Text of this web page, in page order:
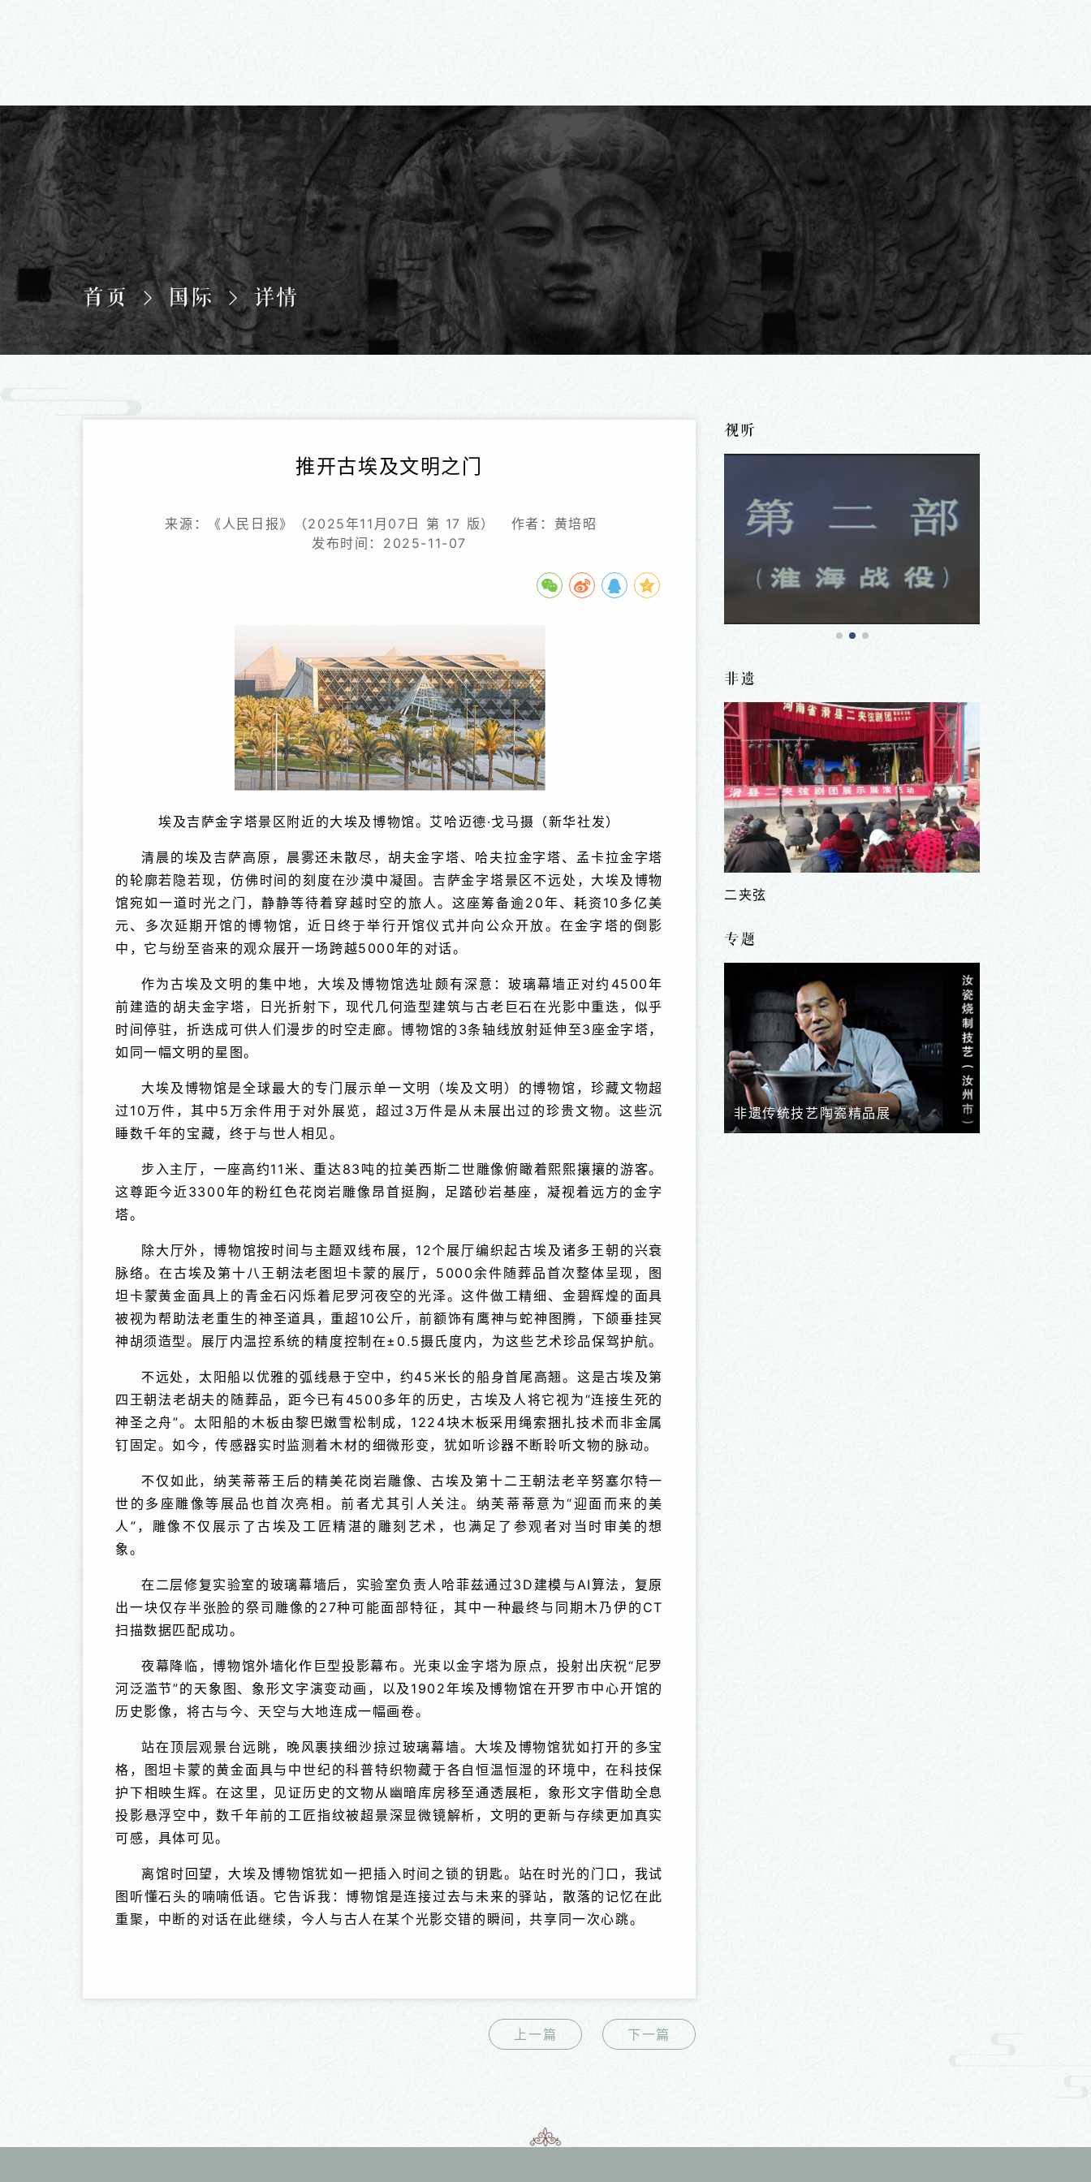
首页 国际 详情
推开古埃及文明之门
来源：《人民日报》（2025年11月07日 第 17 版）
作者：黄培昭
发布时间：2025-11-07
埃及吉萨金字塔景区附近的大埃及博物馆。艾哈迈德·戈马摄（新华社发）
清晨的埃及吉萨高原，晨雾还未散尽，胡夫金字塔、哈夫拉金字塔、孟卡拉金字塔
的轮廓若隐若现，仿佛时间的刻度在沙漠中凝固。吉萨金字塔景区不远处，大埃及博物
馆宛如一道时光之门，静静等待着穿越时空的旅人。这座筹备逾20年、耗资10多亿美
元、多次延期开馆的博物馆，近日终于举行开馆仪式并向公众开放。在金字塔的倒影
中，它与纷至沓来的观众展开一场跨越5000年的对话。
作为古埃及文明的集中地，大埃及博物馆选址颇有深意：玻璃幕墙正对约4500年
前建造的胡夫金字塔，日光折射下，现代几何造型建筑与古老巨石在光影中重迭，似乎
时间停驻，折迭成可供人们漫步的时空走廊。博物馆的3条轴线放射延伸至3座金字塔，
如同一幅文明的星图。
大埃及博物馆是全球最大的专门展示单一文明（埃及文明）的博物馆，珍藏文物超
过10万件，其中5万余件用于对外展览，超过3万件是从未展出过的珍贵文物。这些沉
睡数千年的宝藏，终于与世人相见。
步入主厅，一座高约11米、重达83吨的拉美西斯二世雕像俯瞰着熙熙攘攘的游客。
这尊距今近3300年的粉红色花岗岩雕像昂首挺胸，足踏砂岩基座，凝视着远方的金字
塔。
除大厅外，博物馆按时间与主题双线布展，12个展厅编织起古埃及诸多王朝的兴衰
脉络。在古埃及第十八王朝法老图坦卡蒙的展厅，5000余件随葬品首次整体呈现，图
坦卡蒙黄金面具上的青金石闪烁着尼罗河夜空的光泽。这件做工精细、金碧辉煌的面具
被视为帮助法老重生的神圣道具，重超10公斤，前额饰有鹰神与蛇神图腾，下颌垂挂冥
神胡须造型。展厅内温控系统的精度控制在±0.5摄氏度内，为这些艺术珍品保驾护航。
不远处，太阳船以优雅的弧线悬于空中，约45米长的船身首尾高翘。这是古埃及第
四王朝法老胡夫的随葬品，距今已有4500多年的历史，古埃及人将它视为“连接生死的
神圣之舟”。太阳船的木板由黎巴嫩雪松制成，1224块木板采用绳索捆扎技术而非金属
钉固定。如今，传感器实时监测着木材的细微形变，犹如听诊器不断聆听文物的脉动。
不仅如此，纳芙蒂蒂王后的精美花岗岩雕像、古埃及第十二王朝法老辛努塞尔特一
世的多座雕像等展品也首次亮相。前者尤其引人关注。纳芙蒂蒂意为“迎面而来的美
人”，雕像不仅展示了古埃及工匠精湛的雕刻艺术，也满足了参观者对当时审美的想
象。
在二层修复实验室的玻璃幕墙后，实验室负责人哈菲兹通过3D建模与AI算法，复原
出一块仅存半张脸的祭司雕像的27种可能面部特征，其中一种最终与同期木乃伊的CT
扫描数据匹配成功。
夜幕降临，博物馆外墙化作巨型投影幕布。光束以金字塔为原点，投射出庆祝“尼罗
河泛滥节”的天象图、象形文字演变动画，以及1902年埃及博物馆在开罗市中心开馆的
历史影像，将古与今、天空与大地连成一幅画卷。
站在顶层观景台远眺，晚风裹挟细沙掠过玻璃幕墙。大埃及博物馆犹如打开的多宝
格，图坦卡蒙的黄金面具与中世纪的科普特织物藏于各自恒温恒湿的环境中，在科技保
护下相映生辉。在这里，见证历史的文物从幽暗库房移至通透展柜，象形文字借助全息
投影悬浮空中，数千年前的工匠指纹被超景深显微镜解析，文明的更新与存续更加真实
可感，具体可见。
离馆时回望，大埃及博物馆犹如一把插入时间之锁的钥匙。站在时光的门口，我试
图听懂石头的喃喃低语。它告诉我：博物馆是连接过去与未来的驿站，散落的记忆在此
重聚，中断的对话在此继续，今人与古人在某个光影交错的瞬间，共享同一次心跳。
上一篇 下一篇
视听
非遗
二夹弦
专题
河南省第七届青年戏剧演员大赛 羊年春节专题 非遗传统技艺陶瓷精品展